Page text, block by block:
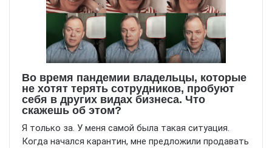
Во время пандемии владельцы, которые
не хотят терять сотрудников, пробуют
себя в других видах бизнеса. Что
скажешь об этом?
Я только за. У меня самой была такая ситуация.
Когда начался карантин, мне предложили продавать